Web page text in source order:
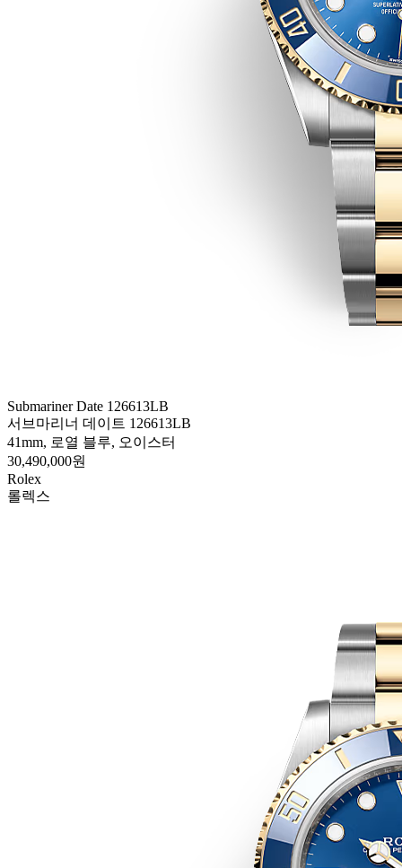
Submariner Date 126613LB
서브마리너 데이트 126613LB
41mm, 로열 블루, 오이스터
30,490,000원
Rolex
롤렉스